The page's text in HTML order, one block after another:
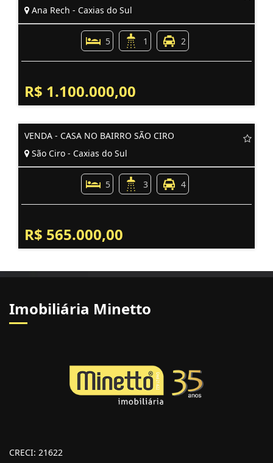
Ana Rech - Caxias do Sul
5 1 2
R$ 1.100.000,00
VENDA - CASA NO BAIRRO SÃO CIRO
São Ciro - Caxias do Sul
5 3 4
R$ 565.000,00
Imobiliária Minetto
CRECI: 21622